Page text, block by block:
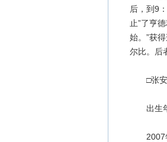
后，到9
止”了亨
始。”获
尔比。后
□张安
出生年
2007年